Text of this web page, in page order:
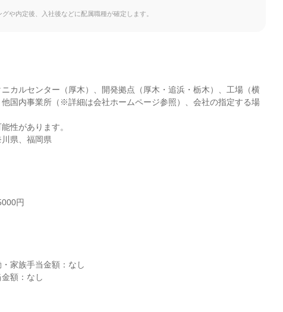
や内定後、入社後などに配属職種が確定します。
カルセンター（厚木）、開発拠点（厚木・追浜・栃木）、工場（横
国内事業所（※詳細は会社ホームページ参照）、会社の指定する場
性があります。
県、福岡県
円
家族手当金額：なし
額：なし